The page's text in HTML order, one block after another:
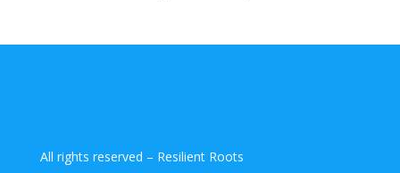
All rights reserved – Resilient Roots